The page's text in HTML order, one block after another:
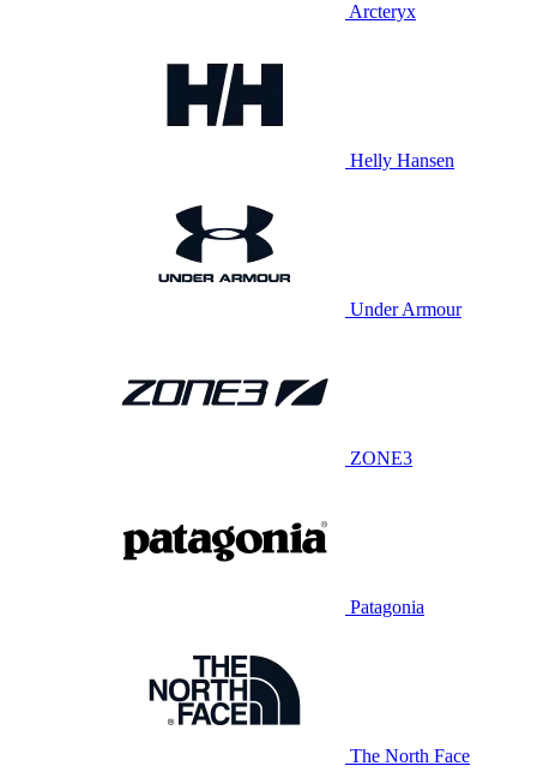
Arcteryx
Helly Hansen
Under Armour
ZONE3
Patagonia
The North Face